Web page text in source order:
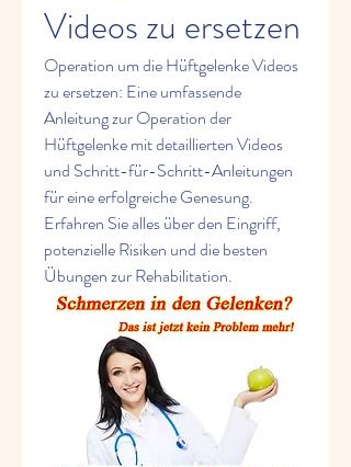
Videos zu ersetzen
Operation um die Hüftgelenke Videos
zu ersetzen: Eine umfassende
Anleitung zur Operation der
Hüftgelenke mit detaillierten Videos
und Schritt-für-Schritt-Anleitungen
für eine erfolgreiche Genesung.
Erfahren Sie alles über den Eingriff,
potenzielle Risiken und die besten
Übungen zur Rehabilitation.